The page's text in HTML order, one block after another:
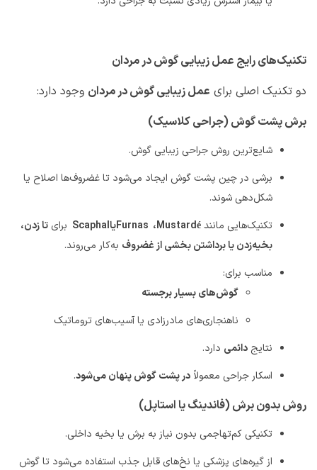
تکنیک‌های رایج عمل زیبایی گوش در مردان
دو تکنیک اصلی برای عمل زیبایی گوش در مردان وجود دارد:
برش پشت گوش (جراحی کلاسیک)
شایع‌ترین روش جراحی زیبایی گوش.
برشی در چین پشت گوش ایجاد می‌شود تا غضروف‌ها اصلاح یا
شکل‌دهی شوند.
تکنیک‌هایی مانندMustardé، FurnasیاScaphal برای تا زدن،
بخیه‌زدن یا برداشتن بخشی از غضروف به‌کار می‌روند.
مناسب برای:
گوش‌های بسیار برجسته
ناهنجاری‌های مادرزادی یا آسیب‌های تروماتیک
نتایج دائمی دارد.
اسکار جراحی معمولاً در پشت گوش پنهان می‌شود.
روش بدون برش (فاندینگ یا استاپل)
تکنیکی کم‌تهاجمی بدون نیاز به برش یا بخیه داخلی.
از گیره‌های پزشکی یا نخ‌های قابل جذب استفاده می‌شود تا گوش